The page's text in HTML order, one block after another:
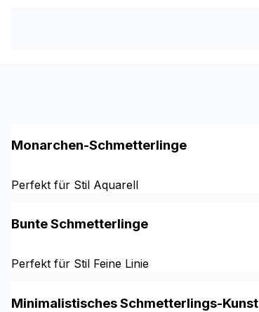
Monarchen-Schmetterlinge
Perfekt für Stil Aquarell
Bunte Schmetterlinge
Perfekt für Stil Feine Linie
Minimalistisches Schmetterlings-Kunst